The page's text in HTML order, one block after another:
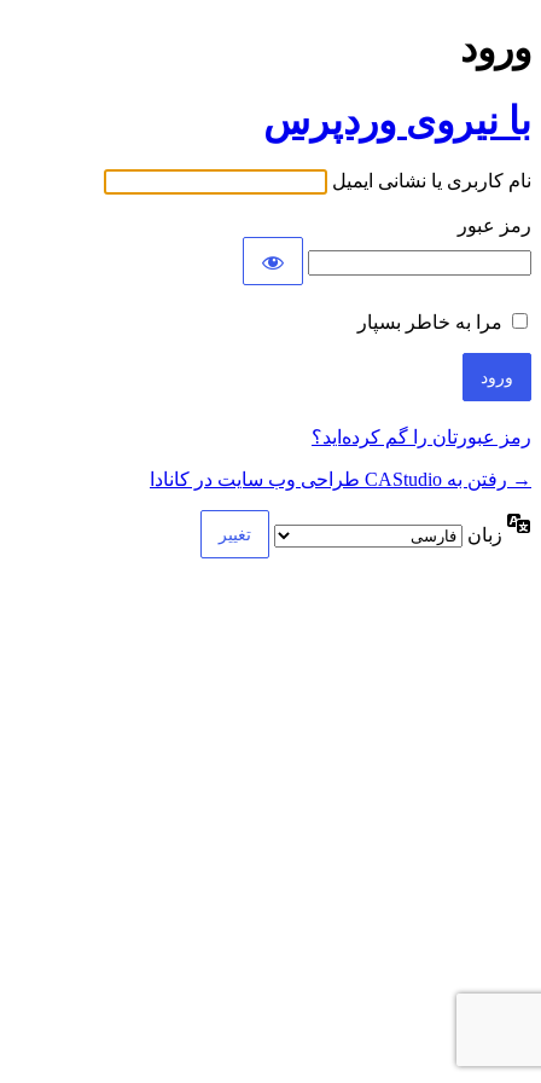
ورود
با نیروی وردپرس
نام کاربری یا نشانی ایمیل
رمز عبور
مرا به خاطر بسپار
رمز عبورتان را گم کرده‌اید؟
→ رفتن به CAStudio طراحی وب سایت در کانادا
زبان